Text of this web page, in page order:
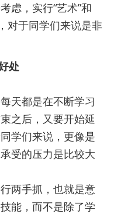
，实行“艺术”和
对于同学们来说是非
处
天都是在不断学习
之后，又要开始延
学们来说，更像是
受的压力是比较大
两手抓，也就是意
能，而不是除了学